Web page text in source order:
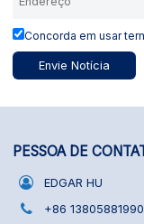
Concorda em usar
Envie Notícia
PESSOA DE
EDGAR HU
+86 13805881990